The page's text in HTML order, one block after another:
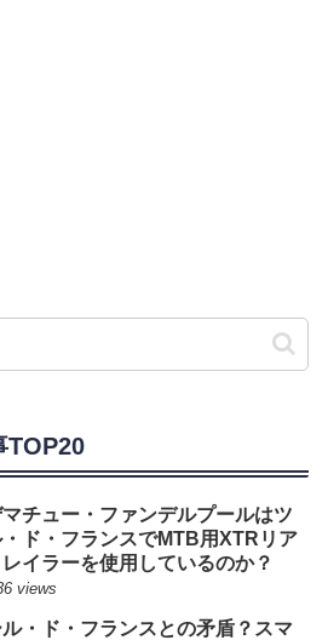
TOP20
チュー・ファンデルプールはツ
ド・フランスでMTB用XTRリア
イラーを使用しているのか？
views
・ド・フランスとの矛盾？スマ